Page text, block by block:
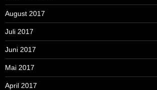
August 2017
Juli 2017
Juni 2017
Mai 2017
April 2017